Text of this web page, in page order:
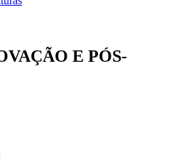
E PÓS-